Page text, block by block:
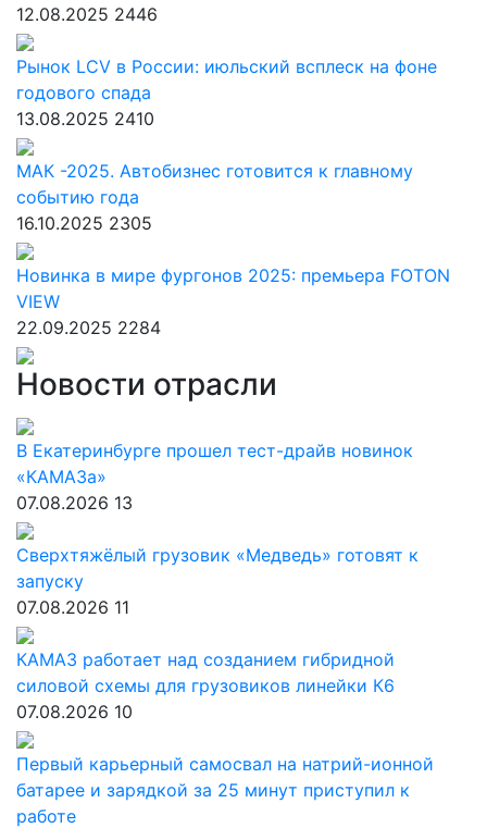
12.08.2025 2446
Рынок LCV в России: июльский всплеск на фоне
годового спада
13.08.2025 2410
МАК -2025. Автобизнес готовится к главному
событию года
16.10.2025 2305
Новинка в мире фургонов 2025: премьера FOTON
VIEW
22.09.2025 2284
Новости отрасли
В Екатеринбурге прошел тест-драйв новинок
«КАМАЗа»
07.08.2026 13
Сверхтяжёлый грузовик «Медведь» готовят к
запуску
07.08.2026 11
КАМАЗ работает над созданием гибридной
силовой схемы для грузовиков линейки К6
07.08.2026 10
Первый карьерный самосвал на натрий-ионной
батарее и зарядкой за 25 минут приступил к
работе